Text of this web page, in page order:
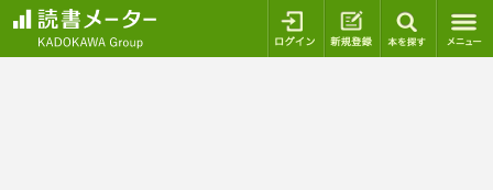
ログイン 新規登録